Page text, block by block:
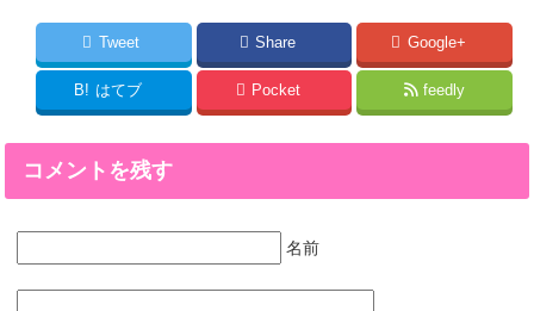
Tweet Share Google+
B! はてブ Pocket feedly
コメントを残す
名前